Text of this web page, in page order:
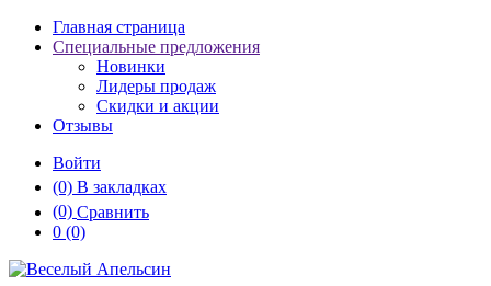
Главная страница
Специальные предложения
Новинки
Лидеры продаж
Скидки и акции
Отзывы
Войти
(0) В закладках
(0) Сравнить
0 (0)